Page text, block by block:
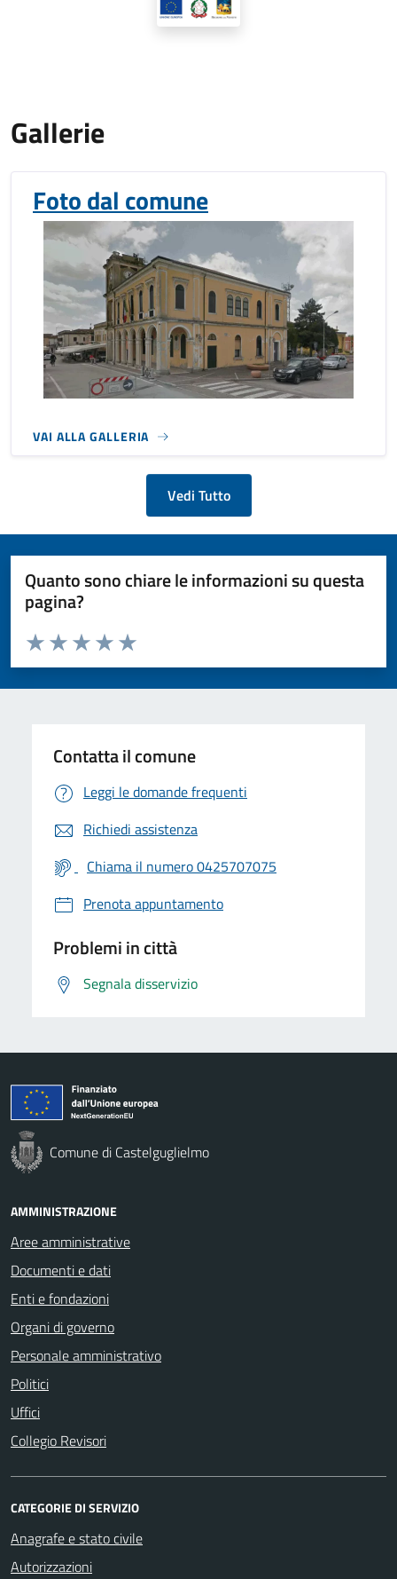
Gallerie
Foto dal comune
VAI ALLA GALLERIA
Vedi Tutto
Quanto sono chiare le informazioni su questa
pagina?
Valuta da 1 a 5 stelle la pagina
Valuta 5 stelle su 5
Valuta 4 stelle su 5
Valuta 3 stelle su 5
Valuta 2 stelle su 5
Valuta 1 stelle su 5
Contatta il comune
Leggi le domande frequenti
Richiedi assistenza
Chiama il numero 0425707075
Prenota appuntamento
Problemi in città
Segnala disservizio
Comune di Castelguglielmo
AMMINISTRAZIONE
Aree amministrative
Documenti e dati
Enti e fondazioni
Organi di governo
Personale amministrativo
Politici
Uffici
Collegio Revisori
CATEGORIE DI SERVIZIO
Anagrafe e stato civile
Autorizzazioni